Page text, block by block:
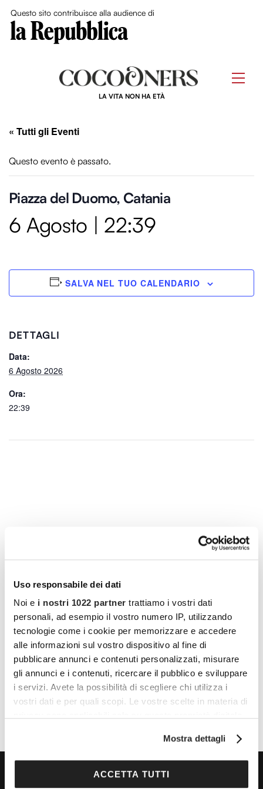
Uso responsabile dei dati
Noi e i nostri 1022 partner trattiamo i vostri dati
personali, ad esempio il vostro numero IP, utilizzando
tecnologie come i cookie per memorizzare e accedere
alle informazioni sul vostro dispositivo al fine di
pubblicare annunci e contenuti personalizzati, misurare
gli annunci e i contenuti, ricercare il pubblico e sviluppare
i servizi. Avete la possibilità di scegliere chi utilizza i
vostri dati e per quali scopi. Le vostre scelte in materia di
modificare o revocare il proprio consenso in qualsiasi
sull'icona di attivazione della privacy.
Mostra dettagli
ACCETTA TUTTI
Questo sito contribuisce alla audience di
LA VITA NON HA ETÀ
« Tutti gli Eventi
Questo evento è passato.
Piazza del Duomo, Catania
6 Agosto | 22:39
SALVA NEL TUO CALENDARIO
DETTAGLI
Data:
6 Agosto 2026
Ora:
22:39
LUOGO
Piazza del Duomo, Catania
Piazza del Duomo
Catania
+ Google Maps